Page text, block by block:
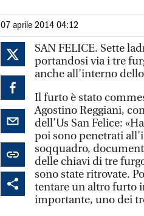
07 aprile 2014 04:12
SAN FELICE. Sette
portandosi via i tre
anche all’interno
Il furto è stato
Agostino Reggiani,
dell’Us San Felice:
poi sono penetrati
soqquadro,
delle chiavi di tre
sono state ritrovate.
tentare un altro furto
importante, uno dei